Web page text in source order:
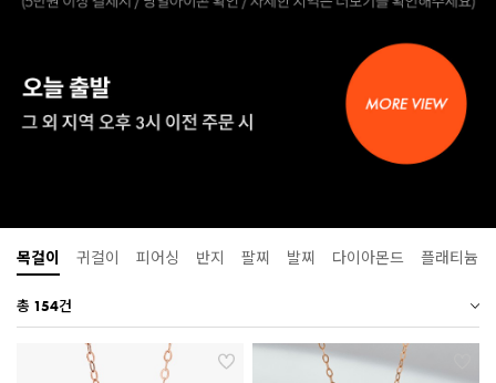
목걸이 귀걸이 피어싱 반지 팔찌 발찌 다이아몬드 플래티늄
총 154건